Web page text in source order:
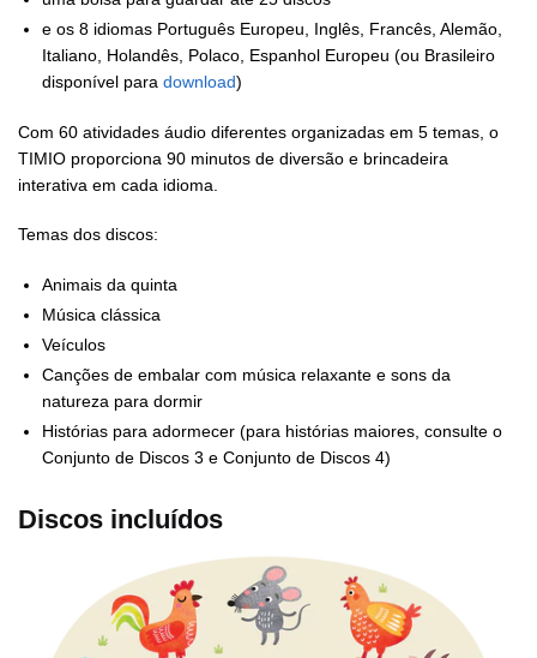
e os 8 idiomas Português Europeu, Inglês, Francês, Alemão,
Italiano, Holandês, Polaco, Espanhol Europeu (ou Brasileiro
disponível para download)
Com 60 atividades áudio diferentes organizadas em 5 temas, o
TIMIO proporciona 90 minutos de diversão e brincadeira
interativa em cada idioma.
Temas dos discos:
Animais da quinta
Música clássica
Veículos
Canções de embalar com música relaxante e sons da
natureza para dormir
Histórias para adormecer (para histórias maiores, consulte o
Conjunto de Discos 3 e Conjunto de Discos 4)
Discos incluídos